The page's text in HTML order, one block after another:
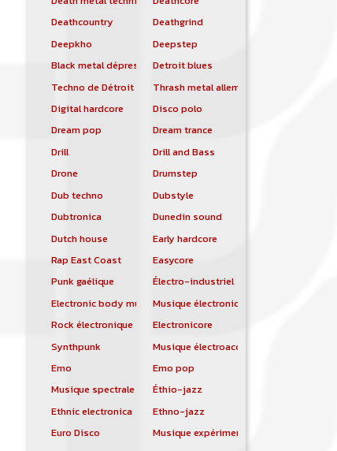
Deathcountry
Deathgrind
Deepkho
Deepstep
Black metal dépressif Detroit blues
Techno de Détroit
Thrash metal allemand
Digital hardcore
Disco polo
Dream pop
Dream trance
Drill
Drill and Bass
Drone
Drumstep
Dub techno
Dubstyle
Dubtronica
Dunedin sound
Dutch house
Early hardcore
Rap East Coast
Easycore
Punk gaélique
Électro-industriel
Electronic body musicMusique électronique
Rock électronique
Electronicore
Synthpunk
Musique électroacoustique
Emo
Emo pop
Musique spectrale
Éthio-jazz
Ethnic electronica
Ethno-jazz
Euro Disco
Musique expérimentale